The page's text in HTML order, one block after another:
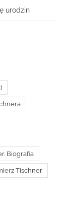
urodzin
Biografia
Tischner